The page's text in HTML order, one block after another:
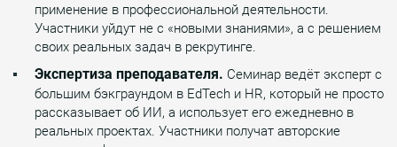
применение в профессиональной деятельности.
Участники уйдут не с «новыми знаниями», а с решением
своих реальных задач в рекрутинге.
Экспертиза преподавателя. Семинар ведёт эксперт с
большим бэкграундом в EdTech и HR, который не просто
рассказывает об ИИ, а использует его ежедневно в
реальных проектах. Участники получат авторские